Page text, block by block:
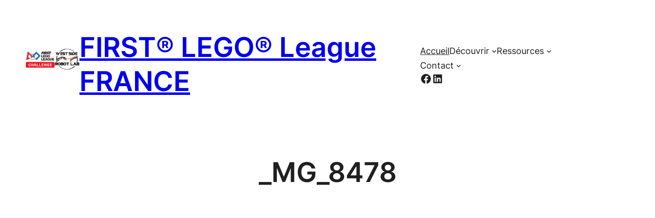
FIRST® LEGO® League
FRANCE
AccueilDécouvrir
Ressources
Contact
Facebook
LinkedIn
_MG_8478